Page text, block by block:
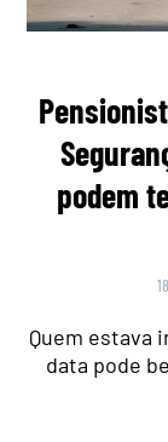
podem
Quem estava
data pode